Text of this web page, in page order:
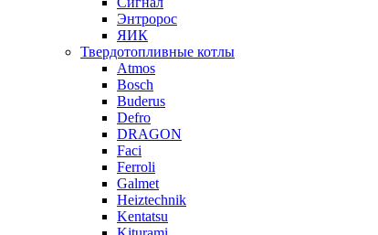
Энтророс
ЯИК
Твердотопливные котлы
Atmos
Bosch
Buderus
Defro
DRAGON
Faci
Ferroli
Galmet
Heiztechnik
Kentatsu